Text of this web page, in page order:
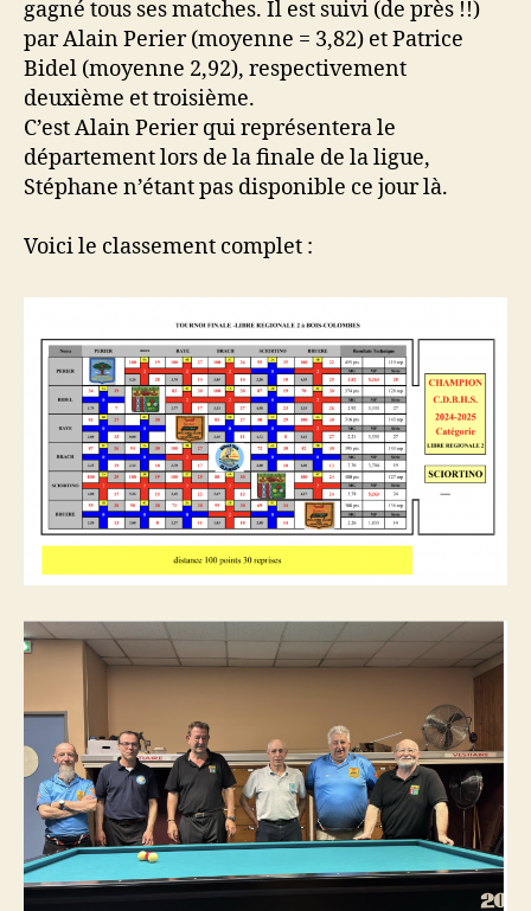
gagné tous ses matches. Il est suivi (de près !!)
par Alain Perier (moyenne = 3,82) et Patrice
Bidel (moyenne 2,92), respectivement
deuxième et troisième.
C’est Alain Perier qui représentera le
département lors de la finale de la ligue,
Stéphane n’étant pas disponible ce jour là.
Voici le classement complet :